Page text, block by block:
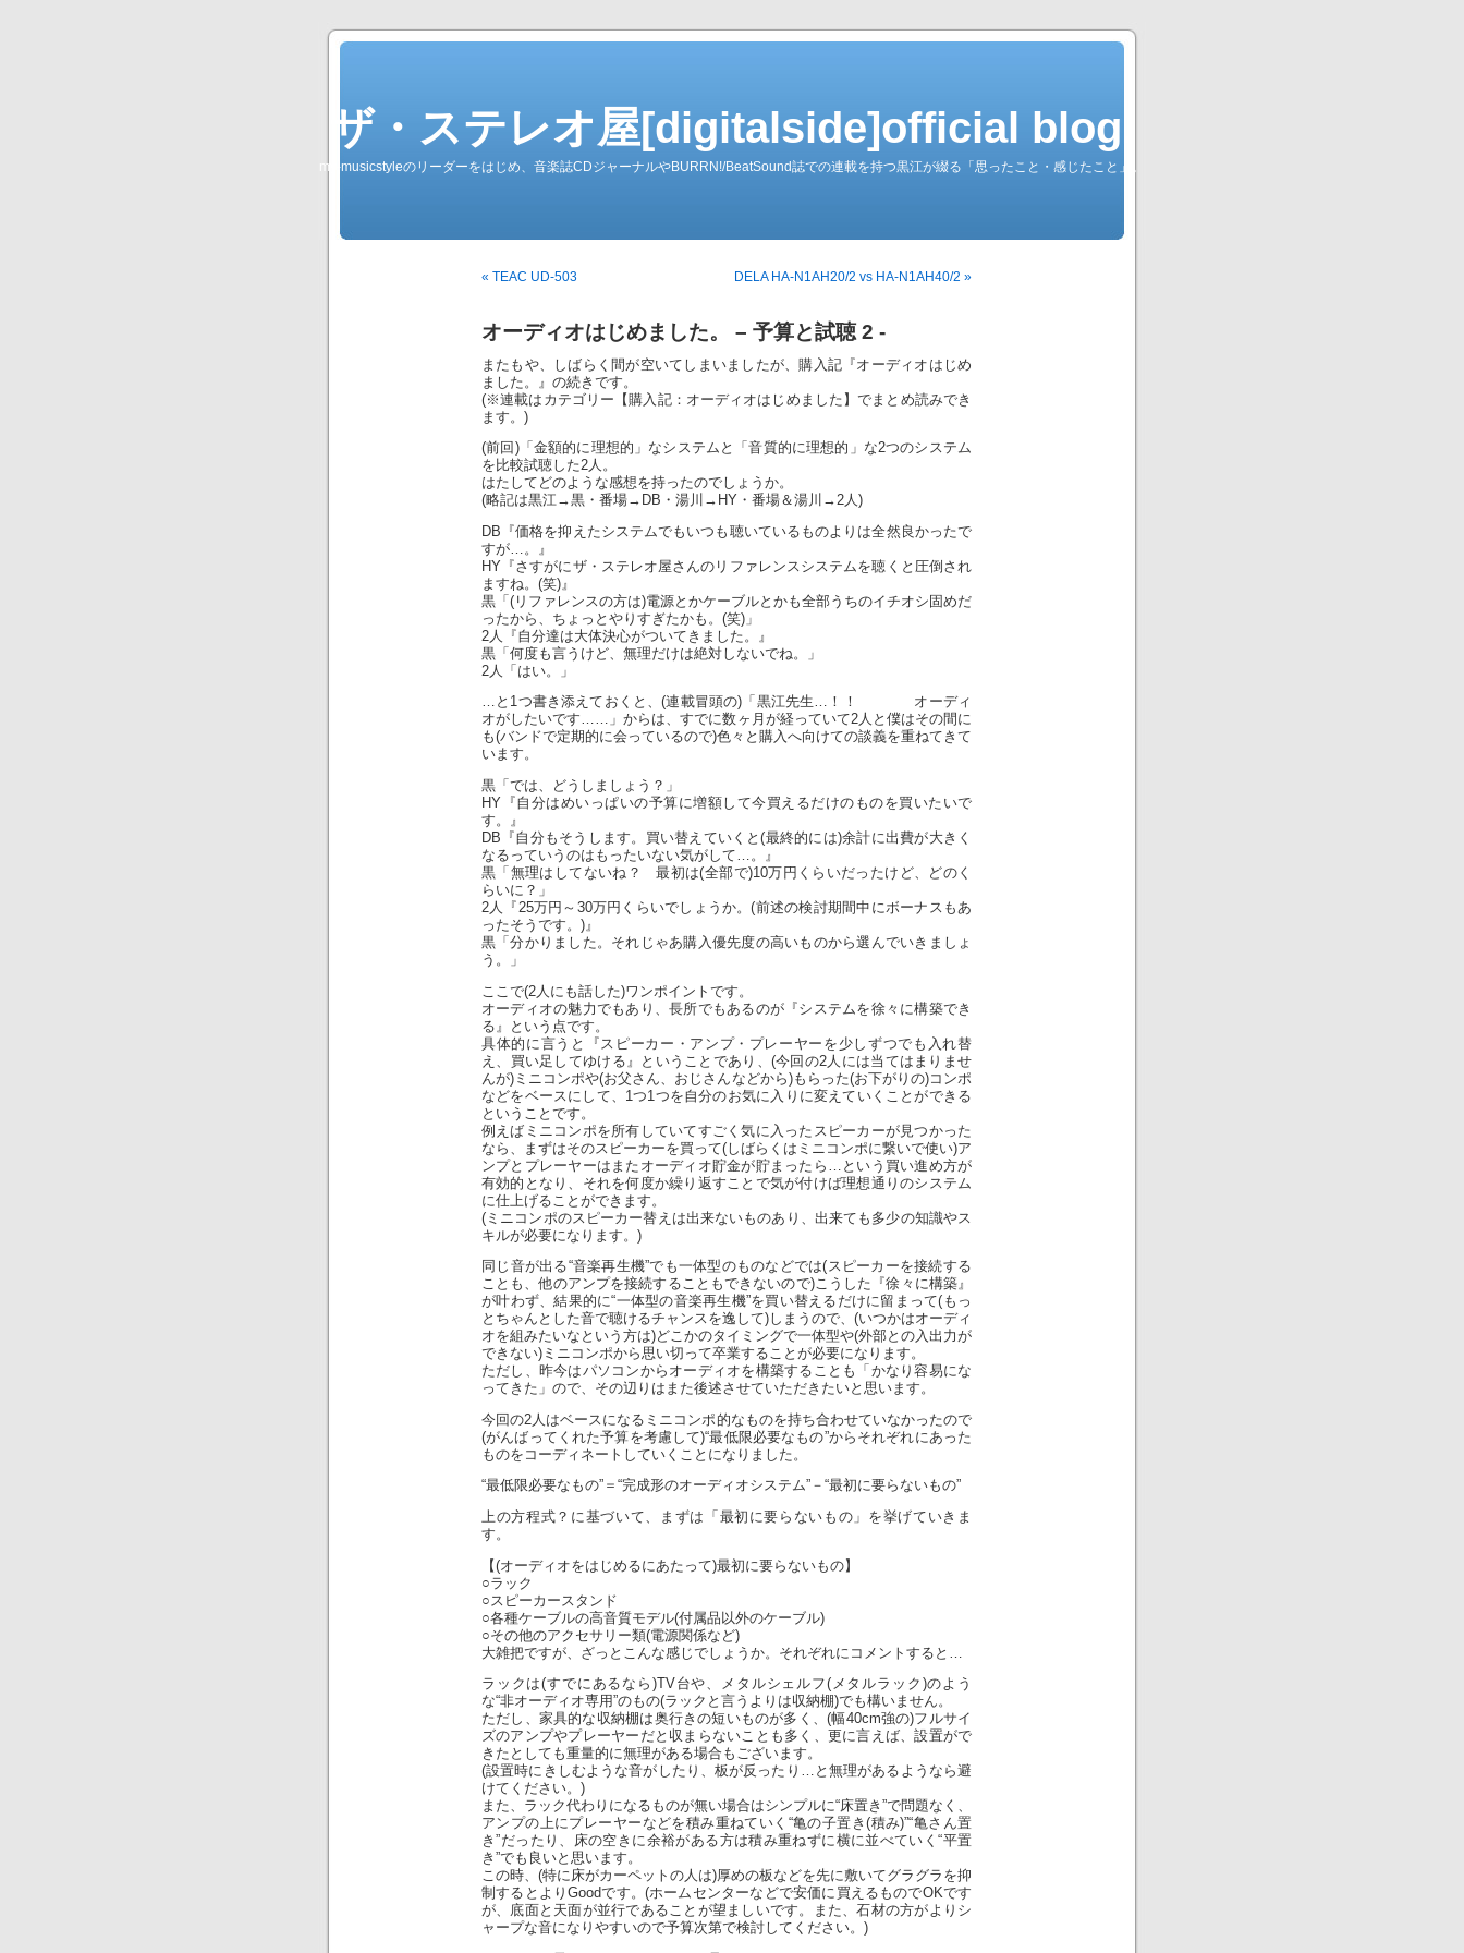
ザ・ステレオ屋[digitalside]official blog.
my-musicstyleのリーダーをはじめ、音楽誌CDジャーナルやBURRN!/BeatSound誌での連載を持つ黒江が綴る「思ったこと・感じたこと」。
« TEAC UD-503 DELA HA-N1AH20/2 vs HA-N1AH40/2 »
オーディオはじめました。 – 予算と試聴 2 -
またもや、しばらく間が空いてしまいましたが、購入記『オーディオはじめ
ました。』の続きです。
(※連載はカテゴリー【購入記：オーディオはじめました】でまとめ読みでき
ます。)
(前回)「金額的に理想的」なシステムと「音質的に理想的」な2つのシステム
を比較試聴した2人。
はたしてどのような感想を持ったのでしょうか。
(略記は黒江→黒・番場→DB・湯川→HY・番場＆湯川→2人)
DB『価格を抑えたシステムでもいつも聴いているものよりは全然良かったで
すが…。』
HY『さすがにザ・ステレオ屋さんのリファレンスシステムを聴くと圧倒され
ますね。(笑)』
黒「(リファレンスの方は)電源とかケーブルとかも全部うちのイチオシ固めだ
ったから、ちょっとやりすぎたかも。(笑)」
2人『自分達は大体決心がついてきました。』
黒「何度も言うけど、無理だけは絶対しないでね。」
2人「はい。」
…と1つ書き添えておくと、(連載冒頭の)「黒江先生…！！ オーディ
オがしたいです……」からは、すでに数ヶ月が経っていて2人と僕はその間に
も(バンドで定期的に会っているので)色々と購入へ向けての談義を重ねてきて
います。
黒「では、どうしましょう？」
HY『自分はめいっぱいの予算に増額して今買えるだけのものを買いたいで
す。』
DB『自分もそうします。買い替えていくと(最終的には)余計に出費が大きく
なるっていうのはもったいない気がして…。』
黒「無理はしてないね？ 最初は(全部で)10万円くらいだったけど、どのく
らいに？」
2人『25万円～30万円くらいでしょうか。(前述の検討期間中にボーナスもあ
ったそうです。)』
黒「分かりました。それじゃあ購入優先度の高いものから選んでいきましょ
う。」
ここで(2人にも話した)ワンポイントです。
オーディオの魅力でもあり、長所でもあるのが『システムを徐々に構築でき
る』という点です。
具体的に言うと『スピーカー・アンプ・プレーヤーを少しずつでも入れ替
え、買い足してゆける』ということであり、(今回の2人には当てはまりませ
んが)ミニコンポや(お父さん、おじさんなどから)もらった(お下がりの)コンポ
などをベースにして、1つ1つを自分のお気に入りに変えていくことができる
ということです。
例えばミニコンポを所有していてすごく気に入ったスピーカーが見つかった
なら、まずはそのスピーカーを買って(しばらくはミニコンポに繋いで使い)ア
ンプとプレーヤーはまたオーディオ貯金が貯まったら…という買い進め方が
有効的となり、それを何度か繰り返すことで気が付けば理想通りのシステム
に仕上げることができます。
(ミニコンポのスピーカー替えは出来ないものあり、出来ても多少の知識やス
キルが必要になります。)
同じ音が出る“音楽再生機”でも一体型のものなどでは(スピーカーを接続する
ことも、他のアンプを接続することもできないので)こうした『徐々に構築』
が叶わず、結果的に“一体型の音楽再生機”を買い替えるだけに留まって(もっ
とちゃんとした音で聴けるチャンスを逸して)しまうので、(いつかはオーディ
オを組みたいなという方は)どこかのタイミングで一体型や(外部との入出力が
できない)ミニコンポから思い切って卒業することが必要になります。
ただし、昨今はパソコンからオーディオを構築することも「かなり容易にな
ってきた」ので、その辺りはまた後述させていただきたいと思います。
今回の2人はベースになるミニコンポ的なものを持ち合わせていなかったので
(がんばってくれた予算を考慮して)“最低限必要なもの”からそれぞれにあった
ものをコーディネートしていくことになりました。
“最低限必要なもの”＝“完成形のオーディオシステム”－“最初に要らないもの”
上の方程式？に基づいて、まずは「最初に要らないもの」を挙げていきま
す。
【(オーディオをはじめるにあたって)最初に要らないもの】
○ラック
○スピーカースタンド
○各種ケーブルの高音質モデル(付属品以外のケーブル)
○その他のアクセサリー類(電源関係など)
大雑把ですが、ざっとこんな感じでしょうか。それぞれにコメントすると…
ラックは(すでにあるなら)TV台や、メタルシェルフ(メタルラック)のよう
な“非オーディオ専用”のもの(ラックと言うよりは収納棚)でも構いません。
ただし、家具的な収納棚は奥行きの短いものが多く、(幅40cm強の)フルサイ
ズのアンプやプレーヤーだと収まらないことも多く、更に言えば、設置がで
きたとしても重量的に無理がある場合もございます。
(設置時にきしむような音がしたり、板が反ったり…と無理があるようなら避
けてください。)
また、ラック代わりになるものが無い場合はシンプルに“床置き”で問題なく、
アンプの上にプレーヤーなどを積み重ねていく“亀の子置き(積み)”“亀さん置
き”だったり、床の空きに余裕がある方は積み重ねずに横に並べていく“平置
き”でも良いと思います。
この時、(特に床がカーペットの人は)厚めの板などを先に敷いてグラグラを抑
制するとよりGoodです。(ホームセンターなどで安価に買えるものでOKです
が、底面と天面が並行であることが望ましいです。また、石材の方がよりシ
ャープな音になりやすいので予算次第で検討してください。)